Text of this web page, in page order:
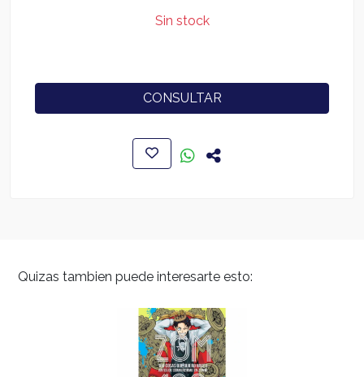
Sin stock
CONSULTAR
Quizas tambien puede interesarte esto: